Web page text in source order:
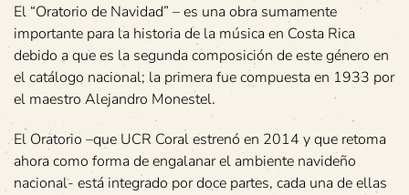
El “Oratorio de Navidad” – es una obra sumamente
importante para la historia de la música en Costa Rica
debido a que es la segunda composición de este género en
el catálogo nacional; la primera fue compuesta en 1933 por
el maestro Alejandro Monestel.
El Oratorio –que UCR Coral estrenó en 2014 y que retoma
ahora como forma de engalanar el ambiente navideño
nacional- está integrado por doce partes, cada una de ellas